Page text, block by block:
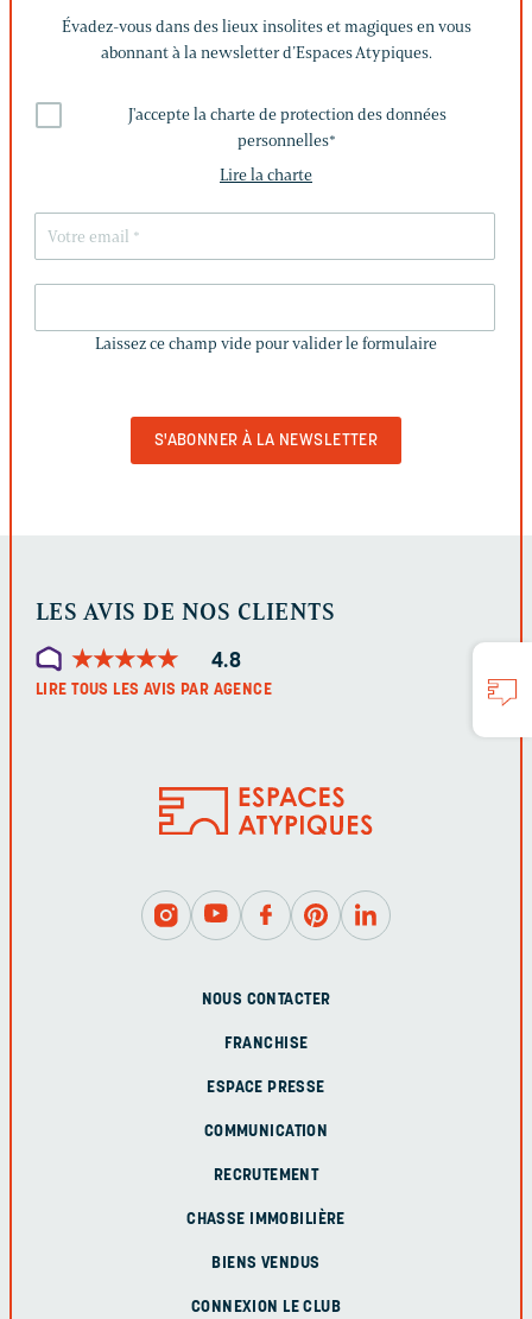
Évadez-vous dans des lieux insolites et magiques en vous
abonnant à la newsletter d’Espaces Atypiques.
J'accepte la charte de protection des données
personnelles*
Lire la charte
CHAMP
Laissez ce champ vide pour valider le formulaire
LES AVIS DE NOS CLIENTS
★★★★★
★★★★★ 4.8
LIRE TOUS LES AVIS PAR AGENCE
NOUS CONTACTER
FRANCHISE
ESPACE PRESSE
COMMUNICATION
RECRUTEMENT
CHASSE IMMOBILIÈRE
BIENS VENDUS
CONNEXION LE CLUB